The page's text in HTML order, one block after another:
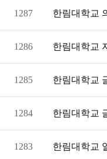
1287 한림대학교
1286 한림대학교
1285 한림대학교
1284 한림대학교
1283 한림대학교